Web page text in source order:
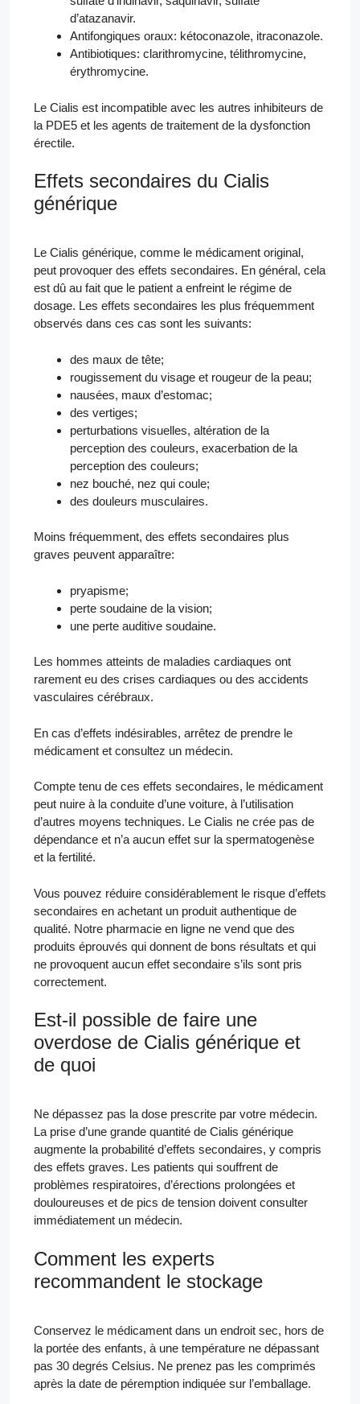
d’atazanavir.
Antifongiques oraux: kétoconazole, itraconazole.
Antibiotiques: clarithromycine, télithromycine,
érythromycine.
Le Cialis est incompatible avec les autres inhibiteurs de
la PDE5 et les agents de traitement de la dysfonction
érectile.
Effets secondaires du Cialis
générique
Le Cialis générique, comme le médicament original,
peut provoquer des effets secondaires. En général, cela
est dû au fait que le patient a enfreint le régime de
dosage. Les effets secondaires les plus fréquemment
observés dans ces cas sont les suivants:
des maux de tête;
rougissement du visage et rougeur de la peau;
nausées, maux d’estomac;
des vertiges;
perturbations visuelles, altération de la
perception des couleurs, exacerbation de la
perception des couleurs;
nez bouché, nez qui coule;
des douleurs musculaires.
Moins fréquemment, des effets secondaires plus
graves peuvent apparaître:
pryapisme;
perte soudaine de la vision;
une perte auditive soudaine.
Les hommes atteints de maladies cardiaques ont
rarement eu des crises cardiaques ou des accidents
vasculaires cérébraux.
En cas d’effets indésirables, arrêtez de prendre le
médicament et consultez un médecin.
Compte tenu de ces effets secondaires, le médicament
peut nuire à la conduite d’une voiture, à l’utilisation
d’autres moyens techniques. Le Cialis ne crée pas de
dépendance et n’a aucun effet sur la spermatogenèse
et la fertilité.
Vous pouvez réduire considérablement le risque d’effets
secondaires en achetant un produit authentique de
qualité. Notre pharmacie en ligne ne vend que des
produits éprouvés qui donnent de bons résultats et qui
ne provoquent aucun effet secondaire s’ils sont pris
correctement.
Est-il possible de faire une
overdose de Cialis générique et
de quoi
Ne dépassez pas la dose prescrite par votre médecin.
La prise d’une grande quantité de Cialis générique
augmente la probabilité d’effets secondaires, y compris
des effets graves. Les patients qui souffrent de
problèmes respiratoires, d’érections prolongées et
douloureuses et de pics de tension doivent consulter
immédiatement un médecin.
Comment les experts
recommandent le stockage
Conservez le médicament dans un endroit sec, hors de
la portée des enfants, à une température ne dépassant
pas 30 degrés Celsius. Ne prenez pas les comprimés
après la date de péremption indiquée sur l’emballage.